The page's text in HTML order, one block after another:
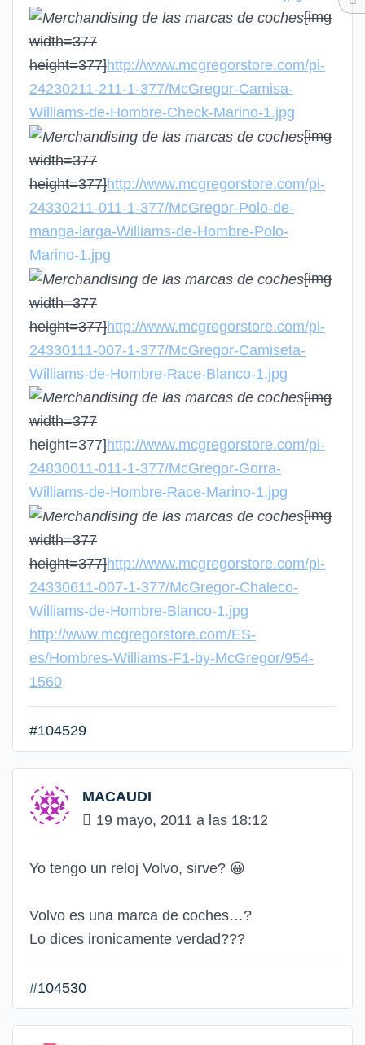
[img
width=377
height=377]http://www.mcgregorstore.com/pi-
24230211-211-1-377/McGregor-Camisa-
Williams-de-Hombre-Check-Marino-1.jpg
[img
width=377
height=377]http://www.mcgregorstore.com/pi-
24330211-011-1-377/McGregor-Polo-de-
manga-larga-Williams-de-Hombre-Polo-
Marino-1.jpg
[img
width=377
height=377]http://www.mcgregorstore.com/pi-
24330111-007-1-377/McGregor-Camiseta-
Williams-de-Hombre-Race-Blanco-1.jpg
[img
width=377
height=377]http://www.mcgregorstore.com/pi-
24830011-011-1-377/McGregor-Gorra-
Williams-de-Hombre-Race-Marino-1.jpg
[img
width=377
height=377]http://www.mcgregorstore.com/pi-
24330611-007-1-377/McGregor-Chaleco-
Williams-de-Hombre-Blanco-1.jpg
http://www.mcgregorstore.com/ES-
es/Hombres-Williams-F1-by-McGregor/954-
1560
#104529
MACAUDI
19 mayo, 2011 a las 18:12
Yo tengo un reloj Volvo, sirve? 😀
Volvo es una marca de coches…?
Lo dices ironicamente verdad???
#104530